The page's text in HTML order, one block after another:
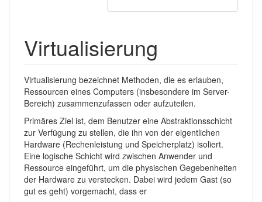
Virtualisierung
Virtualisierung bezeichnet Methoden, die es erlauben,
Ressourcen eines Computers (insbesondere im Server-
Bereich) zusammenzufassen oder aufzuteilen.
Primäres Ziel ist, dem Benutzer eine Abstraktionsschicht
zur Verfügung zu stellen, die ihn von der eigentlichen
Hardware (Rechenleistung und Speicherplatz) isoliert.
Eine logische Schicht wird zwischen Anwender und
Ressource eingeführt, um die physischen Gegebenheiten
der Hardware zu verstecken. Dabei wird jedem Gast (so
gut es geht) vorgemacht, dass er